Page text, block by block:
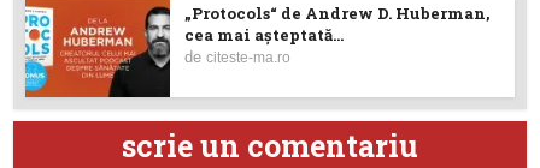
„Protocols“ de Andrew D. Huberman,
cea mai așteptată...
deciteste-ma.ro
scrie un comentariu